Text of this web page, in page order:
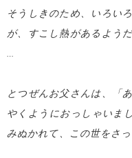
そうしきのため、いろい
が、すこし熱があるよう
とつぜんお父さんは、「
やくようにおっしゃいま
みぬかれて、この世をさっ